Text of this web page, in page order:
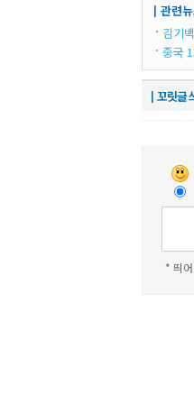
┃관련
김기
중국
┃꼬릿글
* 띄